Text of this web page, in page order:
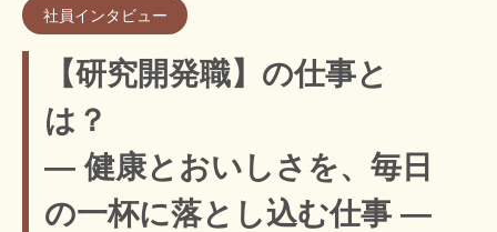
社員インタビュー
【研究開発職】の仕事と
は？
― 健康とおいしさを、毎日
の一杯に落とし込む仕事 ―